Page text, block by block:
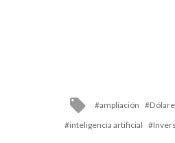
Tagged
ampliación
inteligencia artificial